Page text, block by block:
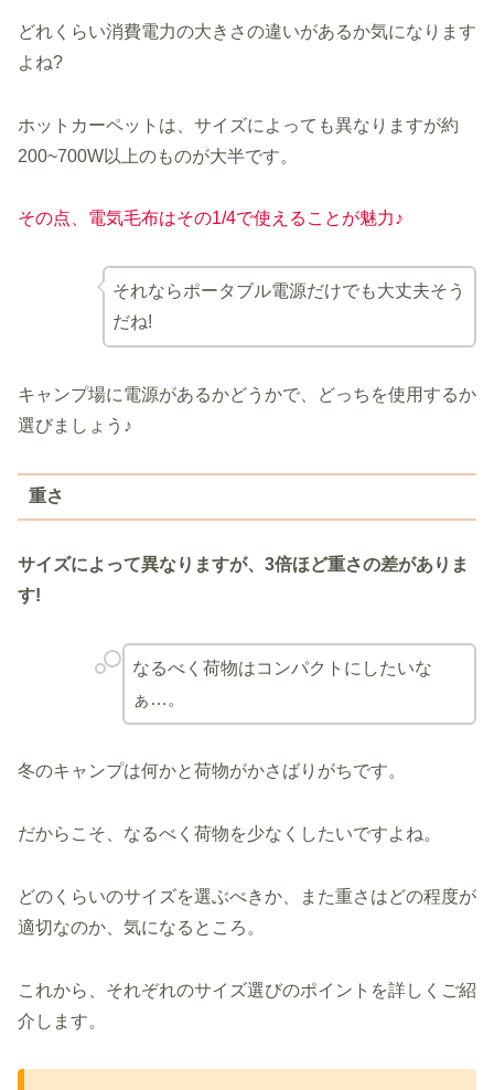
どれくらい消費電力の大きさの違いがあるか気になります
よね?
ホットカーペットは、サイズによっても異なりますが約
200~700W以上のものが大半です。
その点、電気毛布はその1/4で使えることが魅力♪
それならポータブル電源だけでも大丈夫そう
だね!
キャンプ場に電源があるかどうかで、どっちを使用するか
選びましょう♪
重さ
サイズによって異なりますが、 3倍ほど重さの差がありま
す!
なるべく荷物はコンパクトにしたいな
ぁ…。
冬のキャンプは何かと荷物がかさばりがちです。
だからこそ、なるべく荷物を少なくしたいですよね。
どのくらいのサイズを選ぶべきか、また重さはどの程度が
適切なのか、気になるところ。
これから、それぞれのサイズ選びのポイントを詳しくご紹
介します。